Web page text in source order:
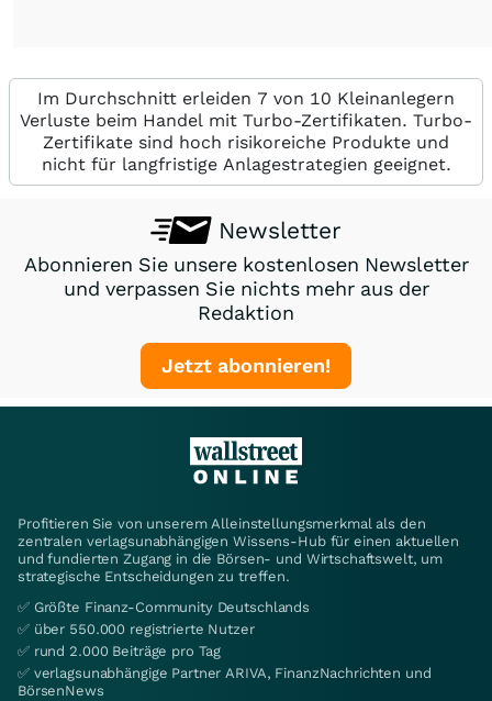
Im Durchschnitt erleiden 7 von 10 Kleinanlegern
Verluste beim Handel mit Turbo-Zertifikaten. Turbo-
Zertifikate sind hoch risikoreiche Produkte und
nicht für langfristige Anlagestrategien geeignet.
Newsletter
Abonnieren Sie unsere kostenlosen Newsletter
und verpassen Sie nichts mehr aus der
Redaktion
Jetzt abonnieren!
Profitieren Sie von unserem Alleinstellungsmerkmal als den
zentralen verlagsunabhängigen Wissens-Hub für einen aktuellen
und fundierten Zugang in die Börsen- und Wirtschaftswelt, um
strategische Entscheidungen zu treffen.
✅ Größte Finanz-Community Deutschlands
✅ über 550.000 registrierte Nutzer
✅ rund 2.000 Beiträge pro Tag
✅ verlagsunabhängige Partner ARIVA, FinanzNachrichten und
BörsenNews